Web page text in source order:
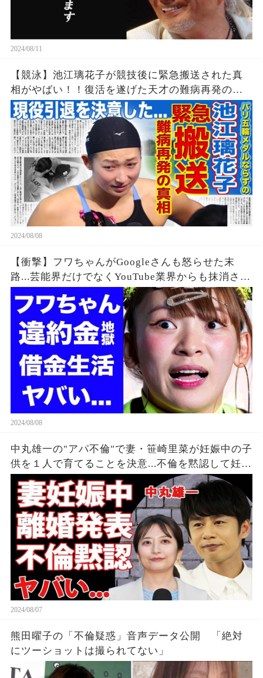
2024/08/11
【競泳】池江璃花子が競技後に緊急搬送された真
相がやばい！！復活を遂げた天才の難病再発の可
能性...引退を決意したパリ五輪でのある出来事に一
同驚愕！！美人女子アスリートの彼氏の正体と
は！？
2024/08/08
【衝撃】フワちゃんがGoogleさんも怒らせた末
路...芸能界だけでなくYouTube業界からも抹消され
た垢BANの真相に驚きを隠せない...違約金や税金
に苦しむ借金地獄に突入...
2024/08/08
中丸雄一の"アパ不倫"で妻・笹崎里菜が妊娠中の子
供を１人で育てることを決意...不倫を黙認して妊娠
を発表しなかった裏側に涙が零れ落ちた...『KAT-
TUN』亀梨和也の怒りの本音がヤバすぎた...
2024/08/07
熊田曜子の「不倫疑惑」音声データ公開 「絶対
にツーショットは撮られてない」